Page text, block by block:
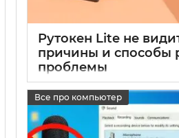
Рутокен Lite не
причины и способы
проблемы
Все про компьютер